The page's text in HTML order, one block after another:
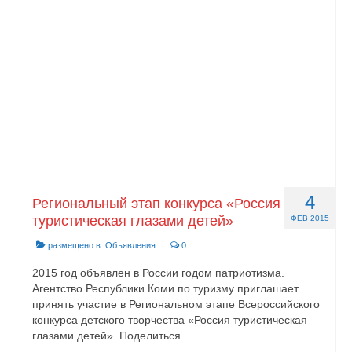
4
ФЕВ 2015
Региональный этап конкурса «Россия
туристическая глазами детей»
размещено в: Объявления | 0
2015 год объявлен в России годом патриотизма.
Агентство Республики Коми по туризму приглашает
принять участие в Региональном этапе Всероссийского
конкурса детского творчества «Россия туристическая
глазами детей». Поделиться